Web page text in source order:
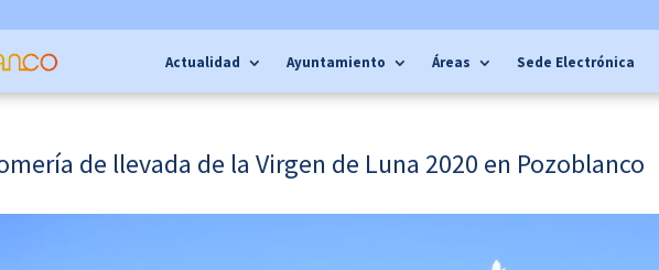
Actualidad
Ayuntamiento Áreas Sede Electrónica
de llevada de la Virgen de Luna 2020 en Pozoblanco